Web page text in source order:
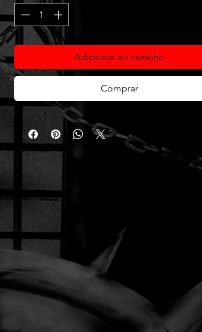
Adicionar ao carrinho
Comprar